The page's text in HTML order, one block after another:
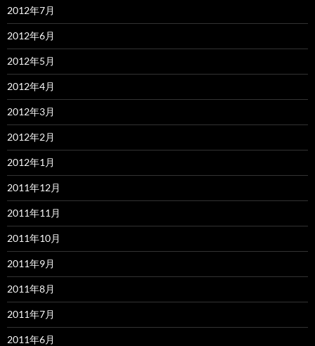
2012年7月
2012年6月
2012年5月
2012年4月
2012年3月
2012年2月
2012年1月
2011年12月
2011年11月
2011年10月
2011年9月
2011年8月
2011年7月
2011年6月